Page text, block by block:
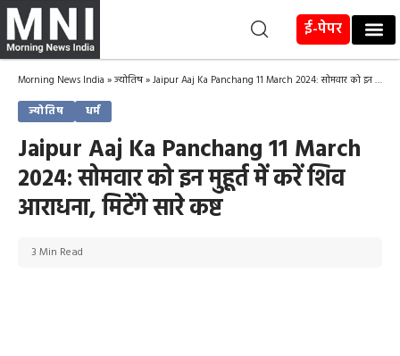
ई-पेपर
Morning News India »ज्योतिष»Jaipur Aaj Ka Panchang 11 March 2024: सोमवार को इन मुहूर्त में करें शिव आराधना, मिटेंगे सारे कष्ट
ज्योतिष धर्म
Jaipur Aaj Ka Panchang 11 March
2024: सोमवार को इन मुहूर्त में करें शिव
आराधना, मिटेंगे सारे कष्ट
3 Min Read